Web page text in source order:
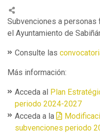
Subvenciones a
el Ayuntamiento de
Consulte las
Más información:
Acceda al Plan
periodo 2024-2027
Acceda a la
subvenciones periodo